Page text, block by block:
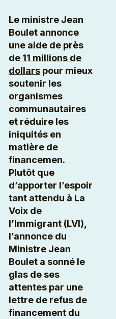
Le ministre Jean
Boulet annonce
une aide de près
de 11 millions de
dollars pour mieux
soutenir les
organismes
communautaires
et réduire les
iniquités en
matière de
financemen.
Plutôt que
d’apporter l’espoir
tant attendu à La
Voix de
l’Immigrant (LVI),
l’annonce du
Ministre Jean
Boulet a sonné le
glas de ses
attentes par une
lettre de refus de
financement du